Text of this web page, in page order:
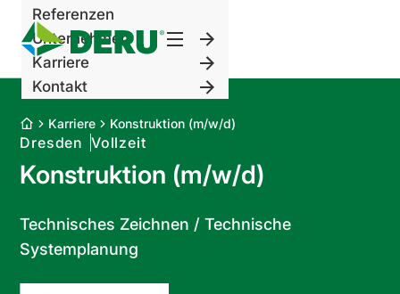
Kompetenzseite
Elektro
IT
Referenzen
Unternehmen
Unternehmensseite
und
Karriere
Zur
Mitarbeiter
Kontakt
Kontaktseite
Karriere Konstruktion (m/w/d)
Dresden Vollzeit
Konstruktion (m/w/d)
Technisches Zeichnen / Technische
Systemplanung